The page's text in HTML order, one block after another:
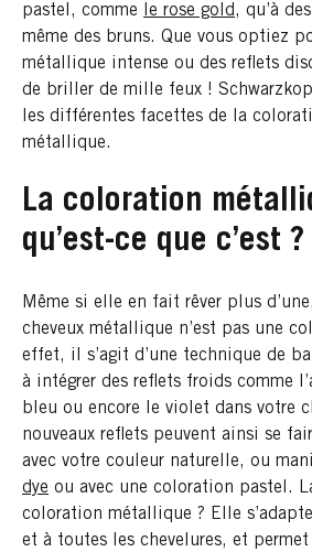
pastel, comme
le rose gold, qu’à
même des bruns. Que vous optiez
métallique intense ou des reflets
de briller de mille feux !
les différentes facettes de la
métallique.
La coloration
qu’est-ce que c’est ?
Même si elle en fait rêver plus
cheveux métallique n’est pas une
effet, il s’agit d’une technique de
à intégrer des reflets froids comme
bleu ou encore le violet dans votre
nouveaux reflets peuvent ainsi se
avec votre couleur naturelle, ou
dye ou avec une coloration pastel.
coloration métallique ? Elle
et à toutes les chevelures, et permet